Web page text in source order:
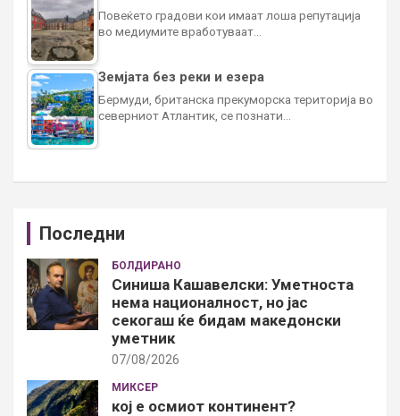
Повеќето градови кои имаат лоша репутација
во медиумите вработуваат…
Земјата без реки и езера
Бермуди, британска прекуморска територија во
северниот Атлантик, се познати…
Последни
БОЛДИРАНО
Синиша Кашавелски: Уметноста
нема националност, но јас
секогаш ќе бидам македонски
уметник
07/08/2026
МИКСЕР
кој е осмиот континент?